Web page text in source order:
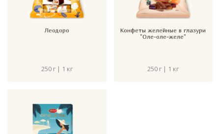
Леодоро
250 г | 1 кг
Конфеты желейные в глазури
"Оле-оле-желе"
250 г | 1 кг